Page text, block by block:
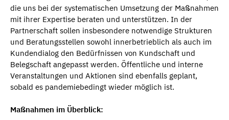
die uns bei der systematischen Umsetzung der Maßnahmen
mit ihrer Expertise beraten und unterstützen. In der
Partnerschaft sollen insbesondere notwendige Strukturen
und Beratungsstellen sowohl innerbetrieblich als auch im
Kundendialog den Bedürfnissen von Kundschaft und
Belegschaft angepasst werden. Öffentliche und interne
Veranstaltungen und Aktionen sind ebenfalls geplant,
sobald es pandemiebedingt wieder möglich ist.
Maßnahmen im Überblick: